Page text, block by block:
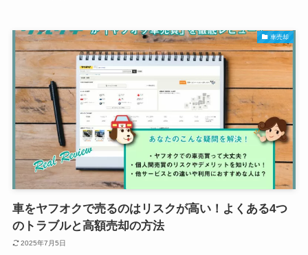
車売却
車をヤフオクで売るのはリスクが高い！よくある4つ
のトラブルと高額売却の方法
2025年7月5日